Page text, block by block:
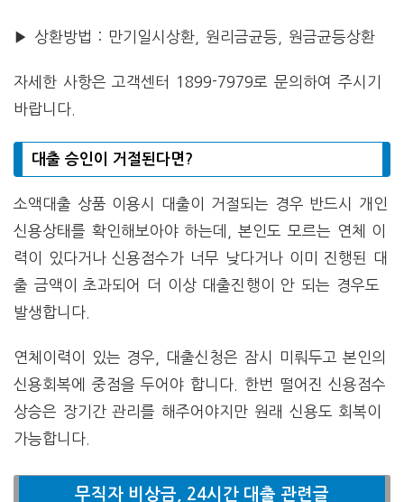
▶ 상환방법 : 만기일시상환, 원리금균등, 원금균등상환
자세한 사항은 고객센터 1899-7979로 문의하여 주시기
바랍니다.
대출 승인이 거절된다면?
소액대출 상품 이용시 대출이 거절되는 경우 반드시 개인
신용상태를 확인해보아야 하는데, 본인도 모르는 연체 이
력이 있다거나 신용점수가 너무 낮다거나 이미 진행된 대
출 금액이 초과되어 더 이상 대출진행이 안 되는 경우도
발생합니다.
연체이력이 있는 경우, 대출신청은 잠시 미뤄두고 본인의
신용회복에 중점을 두어야 합니다. 한번 떨어진 신용점수
상승은 장기간 관리를 해주어야지만 원래 신용도 회복이
가능합니다.
무직자 비상금, 24시간 대출 관련글